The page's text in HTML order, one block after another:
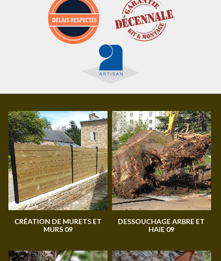
CRÉATION DE MURETS ET
MURS 09
DESSOUCHAGE ARBRE ET
HAIE 09